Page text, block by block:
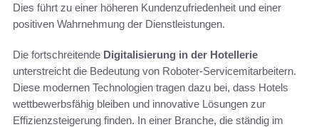
Dies führt zu einer höheren Kundenzufriedenheit und einer
positiven Wahrnehmung der Dienstleistungen.
Die fortschreitende Digitalisierung in der Hotellerie
unterstreicht die Bedeutung von Roboter-Servicemitarbeitern.
Diese modernen Technologien tragen dazu bei, dass Hotels
wettbewerbsfähig bleiben und innovative Lösungen zur
Effizienzsteigerung finden. In einer Branche, die ständig im